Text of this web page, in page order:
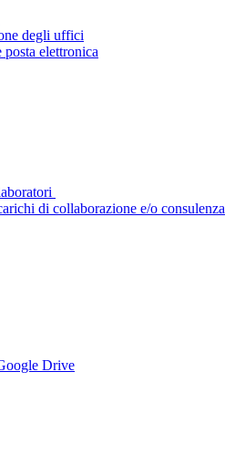
degli uffici
posta elettronica
di collaborazione e/o consulenza
Drive